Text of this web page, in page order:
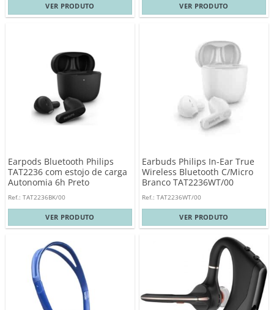
VER PRODUTO VER PRODUTO
Earpods Bluetooth Philips
TAT2236 com estojo de carga
Autonomia 6h Preto
Ref.: TAT2236BK/00
VER PRODUTO
Earbuds Philips In-Ear True
Wireless Bluetooth C/Micro
Branco TAT2236WT/00
Ref.: TAT2236WT/00
VER PRODUTO